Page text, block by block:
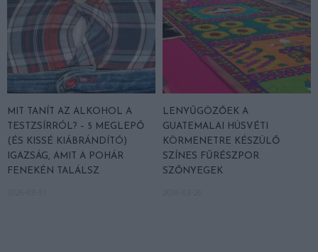
MIT TANÍT AZ ALKOHOL A
TESTZSÍRRÓL? – 5 MEGLEPŐ
(ÉS KISSÉ KIÁBRÁNDÍTÓ)
IGAZSÁG, AMIT A POHÁR
FENEKÉN TALÁLSZ
LENYŰGÖZŐEK A
GUATEMALAI HÚSVÉTI
KÖRMENETRE KÉSZÜLŐ
SZÍNES FŰRÉSZPOR
SZŐNYEGEK